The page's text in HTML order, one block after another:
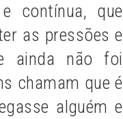
contínua, que
as pressões e
ainda não foi
chamam que é
alguém e